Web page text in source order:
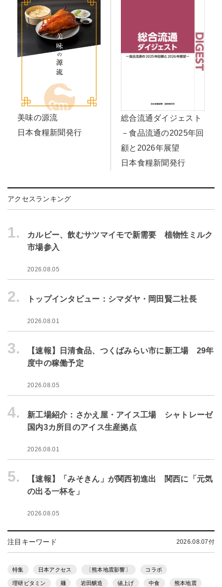
美味の源流
日本食糧新聞発行
総合流通ダイジェスト
－食品流通の2025年回
顧と2026年展望
日本食糧新聞発行
アクセスランキング
1.
カルビー、飲むサツマイモで新需要 植物性ミルク
市場参入
2026.08.05
2. トップインタビュー：シマダヤ・岡田賢二社長
2026.08.01
3.
【速報】日清食品、つくばみらい市に新工場 29年
度中の稼働予定
2026.08.05
4.
新工場紹介：さかえ屋・アイス工場 シャトレーゼ
国内3カ所目のアイス生産拠点
2026.08.01
5.
【速報】「みそきん」が関西初進出 関西に「元気
の出る一杯を」
2026.08.05
注目キーワード 2026.08.07付
特集 日本アクセス 〔熊本地震影響〕 コラボ
理研ビタミン 麺 岩田醸造 値上げ 中食 熊本地震